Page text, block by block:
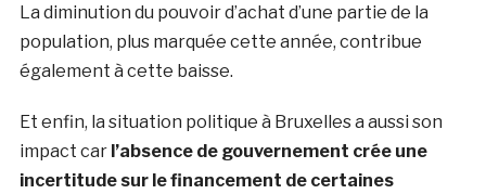
La diminution du pouvoir d’achat d’une partie de la
population, plus marquée cette année, contribue
également à cette baisse.
Et enfin, la situation politique à Bruxelles a aussi son
impact car l’absence de gouvernement crée une
incertitude sur le financement de certaines